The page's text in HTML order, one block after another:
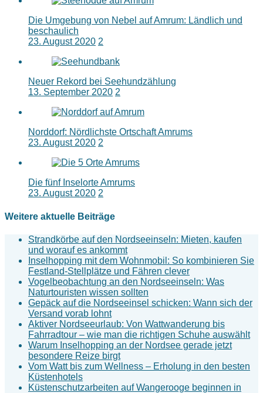
Die Umgebung von Nebel auf Amrum: Ländlich und
beschaulich
23. August 2020 2
Neuer Rekord bei Seehundzählung
13. September 2020 2
Norddorf: Nördlichste Ortschaft Amrums
23. August 2020 2
Die fünf Inselorte Amrums
23. August 2020 2
Weitere aktuelle Beiträge
Strandkörbe auf den Nordseeinseln: Mieten, kaufen
und worauf es ankommt
Inselhopping mit dem Wohnmobil: So kombinieren Sie
Festland-Stellplätze und Fähren clever
Vogelbeobachtung an den Nordseeinseln: Was
Naturtouristen wissen sollten
Gepäck auf die Nordseeinsel schicken: Wann sich der
Versand vorab lohnt
Aktiver Nordseeurlaub: Von Wattwanderung bis
Fahrradtour – wie man die richtigen Schuhe auswählt
Warum Inselhopping an der Nordsee gerade jetzt
besondere Reize birgt
Vom Watt bis zum Wellness – Erholung in den besten
Küstenhotels
Küstenschutzarbeiten auf Wangerooge beginnen in